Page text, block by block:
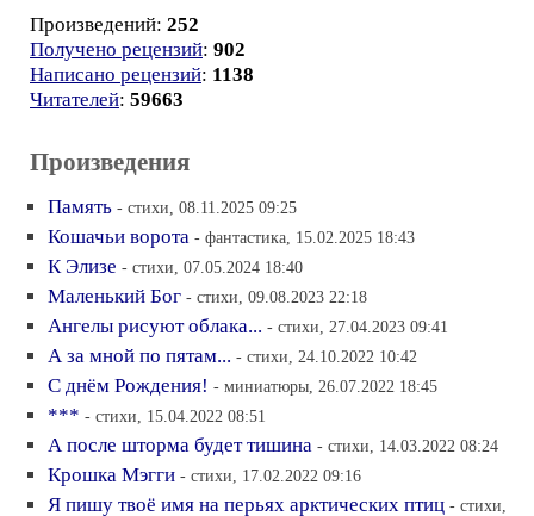
Произведений: 252
Получено рецензий: 902
Написано рецензий: 1138
Читателей: 59663
Произведения
Память - стихи, 08.11.2025 09:25
Кошачьи ворота - фантастика, 15.02.2025 18:43
К Элизе - стихи, 07.05.2024 18:40
Маленький Бог - стихи, 09.08.2023 22:18
Ангелы рисуют облака... - стихи, 27.04.2023 09:41
А за мной по пятам... - стихи, 24.10.2022 10:42
С днём Рождения! - миниатюры, 26.07.2022 18:45
*** - стихи, 15.04.2022 08:51
А после шторма будет тишина - стихи, 14.03.2022 08:24
Крошка Мэгги - стихи, 17.02.2022 09:16
Я пишу твоё имя на перьях арктических птиц - стихи,